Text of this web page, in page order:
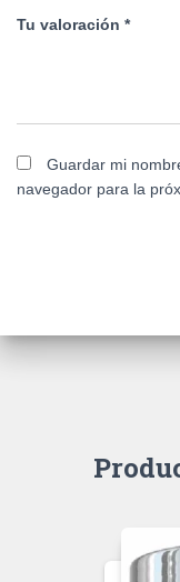
Tu valoración *
Guardar mi
navegador para la